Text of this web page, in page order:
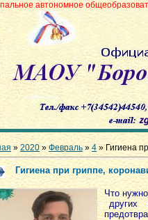
общеобразовательное
» 2020 » Февраль » 4 » Гигиена
Гигиена при гриппе,
Что
других